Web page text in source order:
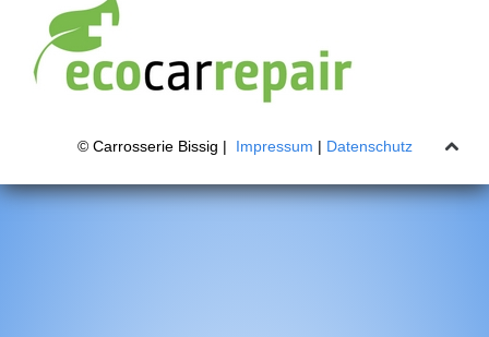
© Carrosserie Bissig | Impressum | Datenschutz